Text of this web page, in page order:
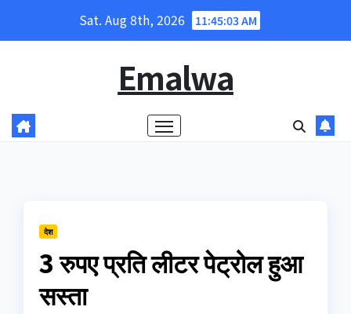
Sat. Aug 8th, 2026 11:45:04 AM
Emalwa
देश
3 रुपए प्रति लीटर पेट्रोल हुआ
सस्‍ता